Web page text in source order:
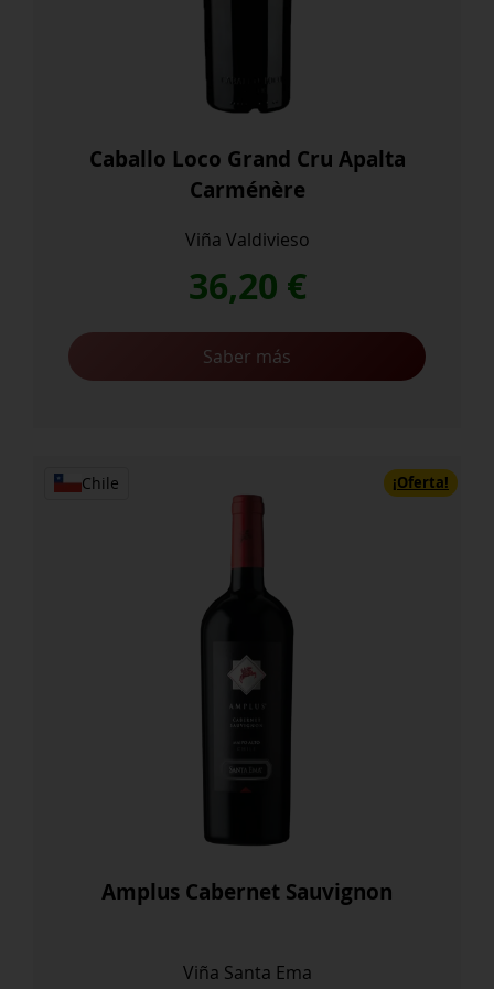
Caballo Loco Grand Cru Apalta
Carménère
Viña Valdivieso
36,20 €
Saber más
Chile ¡Oferta!
Amplus Cabernet Sauvignon
Viña Santa Ema